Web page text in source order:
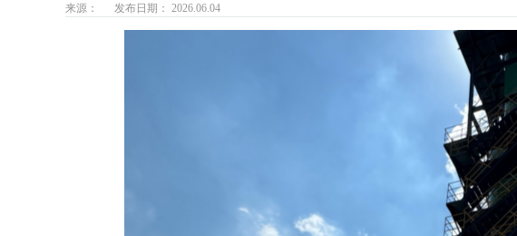
来源： 发布日期： 2026.06.04